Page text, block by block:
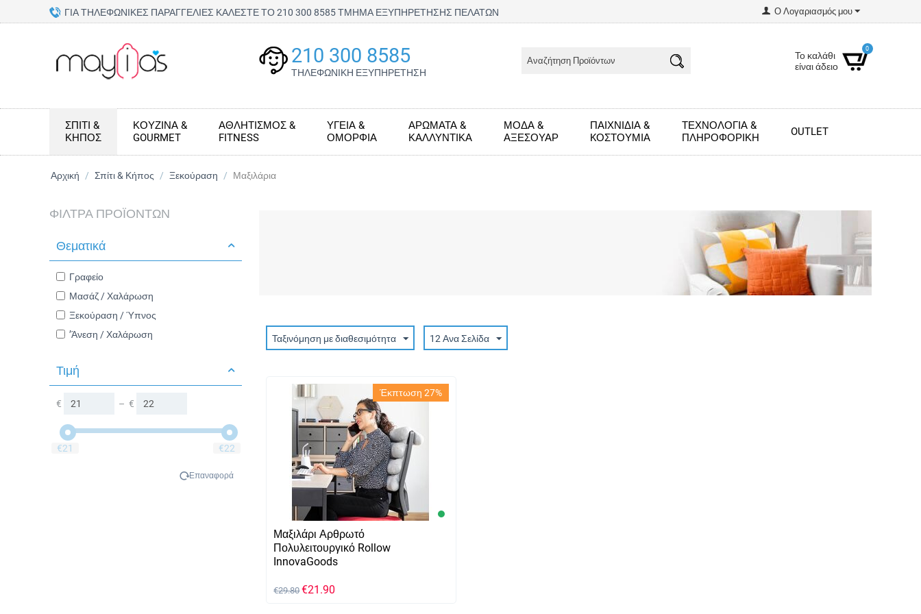
ΓΙΑ ΤΗΛΕΦΩΝΙΚΕΣ ΠΑΡΑΓΓΕΛΙΕΣ ΚΑΛΕΣΤΕ ΤΟ 210 300 8585 ΤΜΗΜΑ ΕΞΥΠΗΡΕΤΗΣΗΣ ΠΕΛΑΤΩΝ Ο Λογαριασμός μου
210 300 8585
ΤΗΛΕΦΩΝΙΚΗ ΕΞΥΠΗΡΕΤΗΣΗ
Το καλάθι
είναι άδειο
0
ΣΠΊΤΙ &
ΚΉΠΟΣ
ΚΟΥΖΊΝΑ &
GOURMET
ΑΘΛΗΤΙΣΜΌΣ &
FITNESS
ΥΓΕΊΑ &
ΟΜΟΡΦΙΆ
ΑΡΏΜΑΤΑ &
ΚΑΛΛΥΝΤΙΚΆ
ΜΌΔΑ &
ΑΞΕΣΟΥΆΡ
ΠΑΙΧΝΊΔΙΑ &
KΟΣΤΟΎΜΙΑ
ΤΕΧΝΟΛΟΓΊΑ &
ΠΛΗΡΟΦΟΡΙΚΉ
OUTLET
Αρχική / Σπίτι & Κήπος / Ξεκούραση / Μαξιλάρια
ΦΊΛΤΡΑ ΠΡΟΪΌΝΤΩΝ
Θεματικά
Γραφείο
Μασάζ / Χαλάρωση
Ξεκούραση / Ύπνος
’Άνεση / Χαλάρωση
Τιμή
€ – €
‎€21 ‎€22
Επαναφορά
Ταξινόμηση με διαθεσιμότητα 12 Ανα Σελίδα
Έκπτωση 27%
Μαξιλάρι Αρθρωτό
Πολυλειτουργικό Rollow
InnovaGoods
€29.80 €21.90